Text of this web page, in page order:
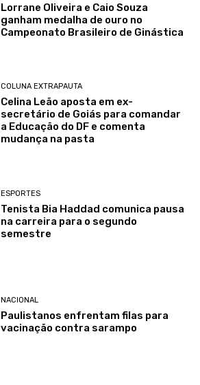
Lorrane Oliveira e Caio Souza
ganham medalha de ouro no
Campeonato Brasileiro de Ginástica
COLUNA EXTRAPAUTA
Celina Leão aposta em ex-
secretário de Goiás para comandar
a Educação do DF e comenta
mudança na pasta
ESPORTES
Tenista Bia Haddad comunica pausa
na carreira para o segundo
semestre
NACIONAL
Paulistanos enfrentam filas para
vacinação contra sarampo